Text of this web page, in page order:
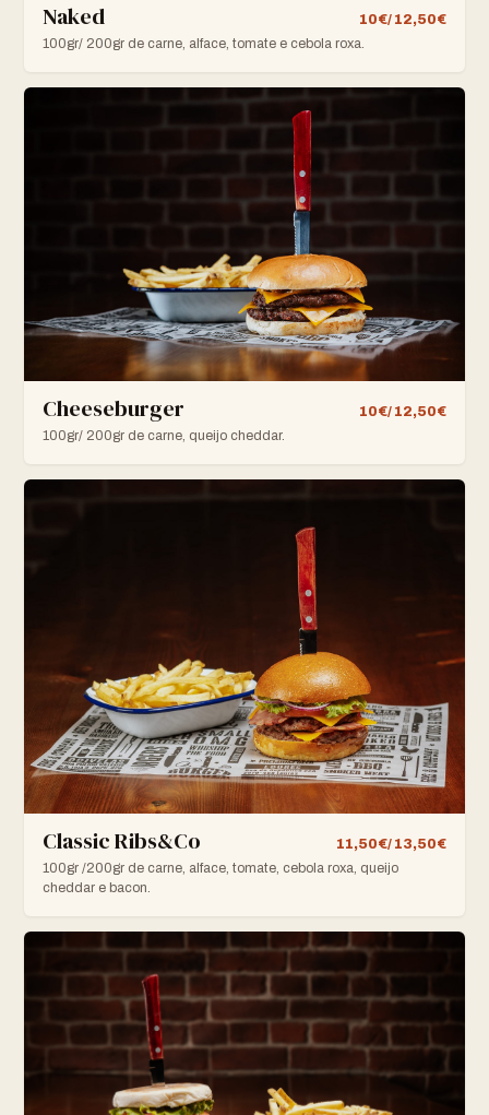
Naked
10€/ 12,50€
100gr/ 200gr de carne, alface, tomate e cebola roxa.
Cheeseburger
10€/ 12,50€
100gr/ 200gr de carne, queijo cheddar.
Classic Ribs&Co
11,50€/ 13,50€
100gr /200gr de carne, alface, tomate, cebola roxa, queijo
cheddar e bacon.